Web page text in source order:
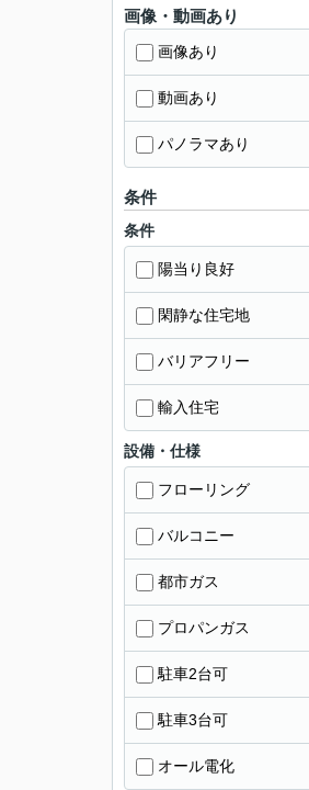
画像・動画あり
画像あり
動画あり
パノラマあり
条件
条件
陽当り良好
閑静な住宅地
バリアフリー
輸入住宅
設備・仕様
フローリング
バルコニー
都市ガス
プロパンガス
駐車2台可
駐車3台可
オール電化